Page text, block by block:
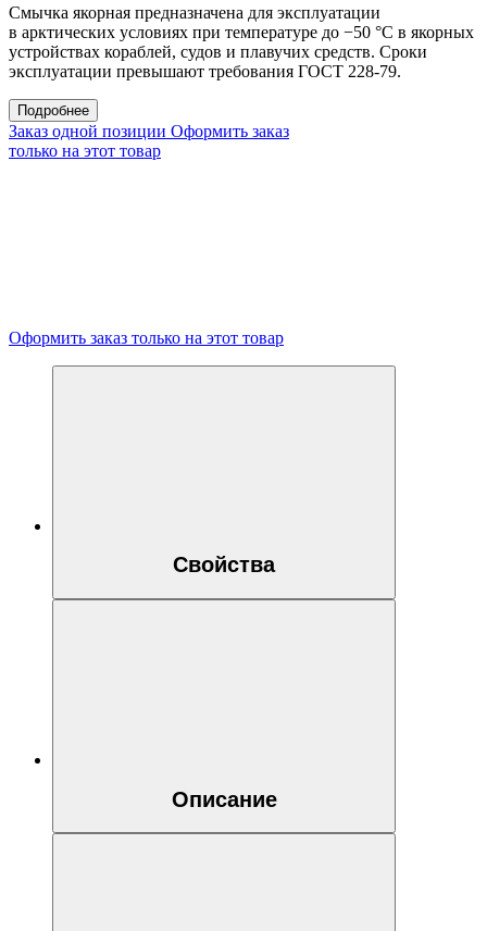
Смычка якорная предназначена для эксплуатации
в арктических условиях при температуре до −50 °С в якорных
устройствах кораблей, судов и плавучих средств. Сроки
эксплуатации превышают требования ГОСТ 228-79.
Подробнее
Заказ одной позиции Оформить заказ
только на этот товар
Оформить заказ только на этот товар
Свойства
Описание